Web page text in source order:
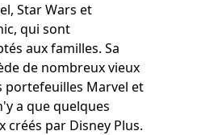
Star Wars et
qui sont
aux familles. Sa
de nombreux vieux
portefeuilles Marvel et
a que quelques
par Disney Plus.